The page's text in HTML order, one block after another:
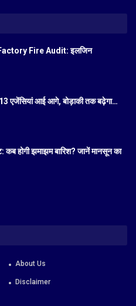
Fire Audit: इलजिन
13 एजेंसियां आई आगे, बोड़ाकी तक बढ़ेगा…
कब होगी झमाझम बारिश? जानें मानसून का
About Us
Disclaimer